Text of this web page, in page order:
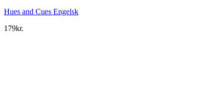
Hues and Cues Engelsk
179kr.